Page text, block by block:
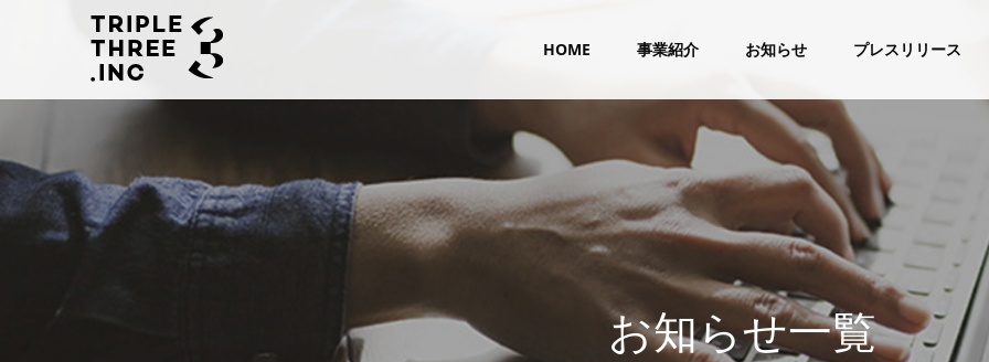
HOME 事業紹介 お知らせ プレスリリース
お知らせ一覧